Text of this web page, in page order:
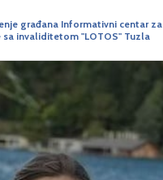
građana Informativni centar za
sa invaliditetom "LOTOS" Tuzla